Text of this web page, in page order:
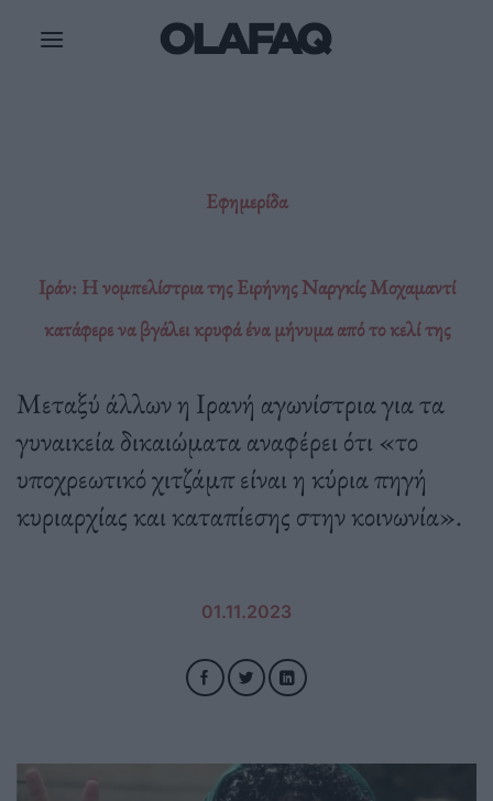
Εφημερίδα
Ιράν: Η νομπελίστρια της Ειρήνης Ναργκίς Μοχαμαντί
κατάφερε να βγάλει κρυφά ένα μήνυμα από το κελί της
Μεταξύ άλλων η Ιρανή αγωνίστρια για τα
γυναικεία δικαιώματα αναφέρει ότι «το
υποχρεωτικό χιτζάμπ είναι η κύρια πηγή
κυριαρχίας και καταπίεσης στην κοινωνία».
01.11.2023